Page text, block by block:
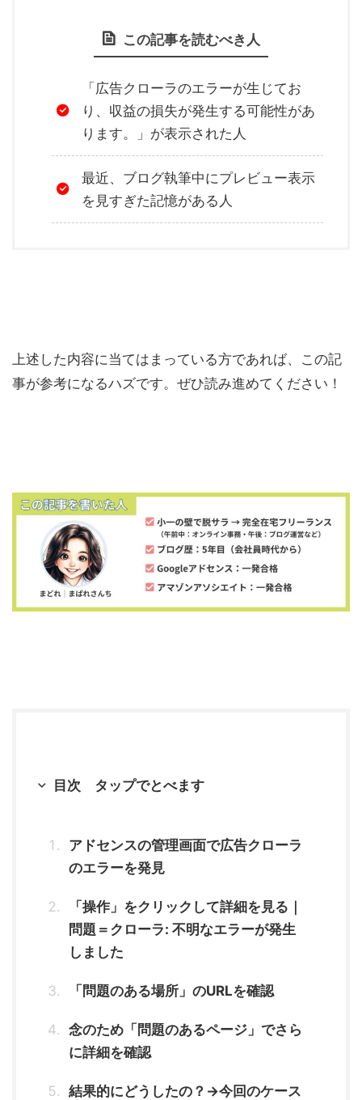
この記事を読むべき人
「広告クローラのエラーが生じてお
り、収益の損失が発生する可能性があ
ります。」が表示された人
最近、ブログ執筆中にプレビュー表示
を見すぎた記憶がある人
上述した内容に当てはまっている方であれば、この記
事が参考になるハズです。ぜひ読み進めてください！
目次 タップでとべます
アドセンスの管理画面で広告クローラ
のエラーを発見
「操作」をクリックして詳細を見る｜
問題＝クローラ: 不明なエラーが発生
しました
「問題のある場所」のURLを確認
念のため「問題のあるページ」でさら
に詳細を確認
結果的にどうしたの？→今回のケース